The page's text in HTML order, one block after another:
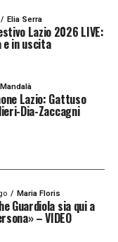
Elia Serra
Lazio 2026 LIVE:
in uscita
Lazio: Gattuso
Dia-Zaccagni
Maria Floris
Guardiola sia qui a
– VIDEO